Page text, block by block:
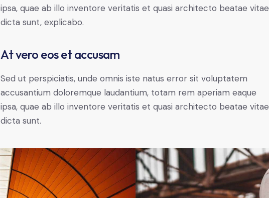
ipsa, quae ab illo inventore veritatis et quasi architecto beatae vitae
dicta sunt, explicabo.
At vero eos et accusam
Sed ut perspiciatis, unde omnis iste natus error sit voluptatem
accusantium doloremque laudantium, totam rem aperiam eaque
ipsa, quae ab illo inventore veritatis et quasi architecto beatae vitae
dicta sunt.